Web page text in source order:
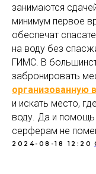
занимаются
минимум первое
обеспечат
на воду без
ГИМС. В
забронировать
организованную
и искать место,
воду. Да и помощь
серферам не
2024-08-18 12:20